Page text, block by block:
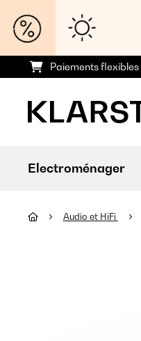
Paiements flexibles
Electroménager
Audio et HiFi